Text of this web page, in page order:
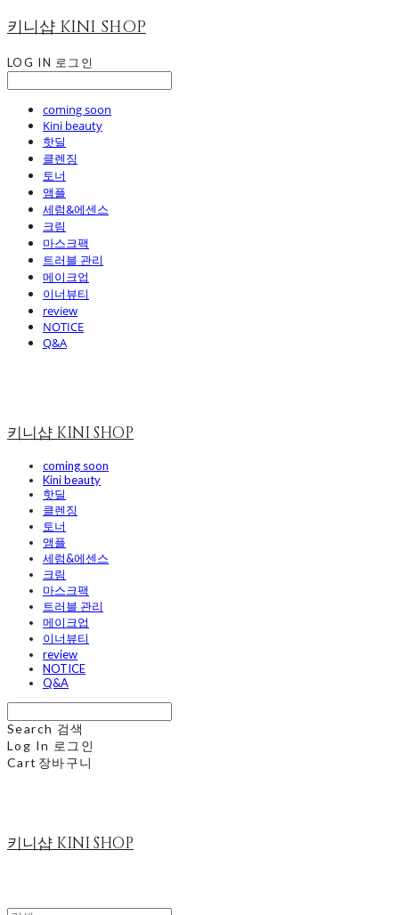
키니샵 KINI SHOP
LOG IN 로그인
coming soon
Kini beauty
핫딜
클렌징
토너
앰플
세럼&에센스
크림
마스크팩
트러블 관리
메이크업
이너뷰티
review
NOTICE
Q&A
키니샵 KINI SHOP
coming soon
Kini beauty
핫딜
클렌징
토너
앰플
세럼&에센스
크림
마스크팩
트러블 관리
메이크업
이너뷰티
review
NOTICE
Q&A
Search 검색
Log In 로그인
Cart 장바구니
키니샵 KINI SHOP